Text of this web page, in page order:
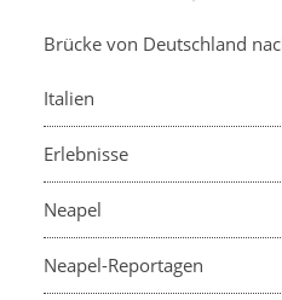
Brücke von Deutschland
Italien
Erlebnisse
Neapel
Neapel-Reportagen